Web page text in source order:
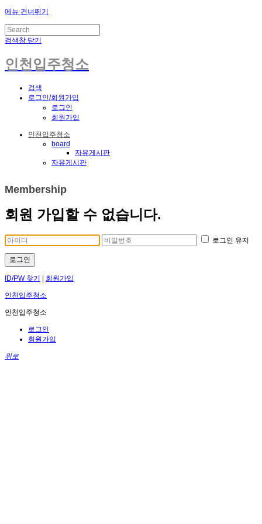
메뉴 건너뛰기
검색창 닫기
인천입주청소
검색
로그인/회원가입
로그인
회원가입
인천입주청소
board
자유게시판
자유게시판
Membership
회원 가입할 수 없습니다.
로그인 유지
로그인
ID/PW 찾기 회원가입
인천입주청소
인천입주청소
로그인
회원가입
위로